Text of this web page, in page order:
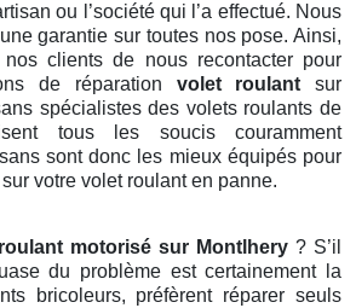
ou l’société qui l’a effectué. Nous
garantie sur toutes nos pose. Ainsi,
clients de nous recontacter pour
de réparation volet roulantsur
spécialistes des volets roulants de
tous les soucis couramment
sont donc les mieux équipés pour
votre volet roulant en panne.
motorisé sur Montlhery ? S’il
du problème est certainement la
bricoleurs, préfèrent réparer seuls